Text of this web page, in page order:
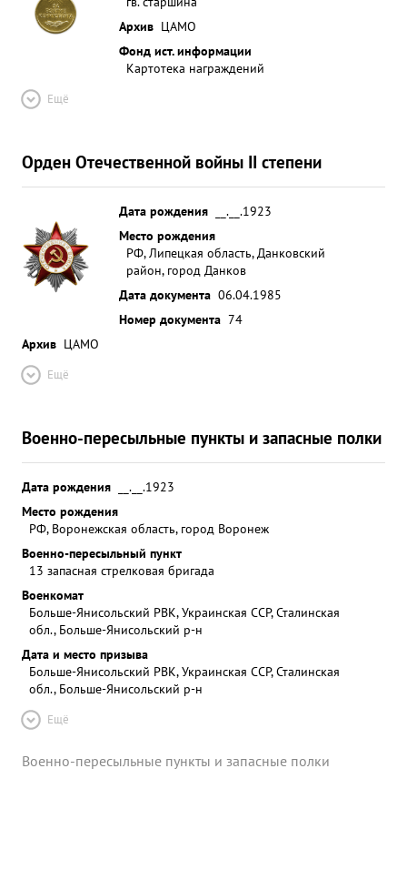
Архив ЦАМО
Фонд ист. информации
Картотека награждений
Ещё
Орден Отечественной войны II степени
Дата рождения
__.__.1923
Место рождения
РФ, Липецкая область, Данковский
район, город Данков
Дата документа 06.04.1985
Номер документа 74
Архив ЦАМО
Ещё
Военно-пересыльные пункты и запасные полки
Дата рождения
__.__.1923
Место рождения
РФ, Воронежская область, город Воронеж
Военно-пересыльный пункт
13 запасная стрелковая бригада
Военкомат
Больше-Янисольский РВК, Украинская ССР, Сталинская
обл., Больше-Янисольский р-н
Дата и место призыва
Больше-Янисольский РВК, Украинская ССР, Сталинская
обл., Больше-Янисольский р-н
Ещё
Военно-пересыльные пункты и запасные полки